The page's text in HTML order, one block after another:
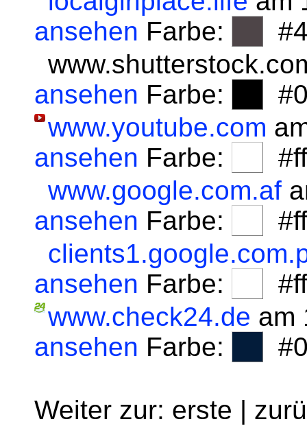
ansehen Farbe:
ansehen Farbe:
www.youtube.com
ansehen Farbe:
www.google.com.af
ansehen Farbe:
ansehen Farbe:
www.check24.de am
ansehen Farbe:
Weiter zur: erste |